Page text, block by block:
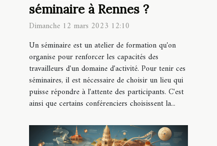
séminaire à Rennes ?
Dimanche 12 mars 2023 12:10
Un séminaire est un atelier de formation qu'on
organise pour renforcer les capacités des
travailleurs d'un domaine d'activité. Pour tenir ces
séminaires, il est nécessaire de choisir un lieu qui
puisse répondre à l'attente des participants. C'est
ainsi que certains conférenciers choisissent la...